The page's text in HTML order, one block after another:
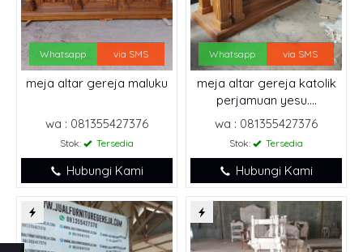
Whatsapp via SMS
meja altar gereja maluku
wa : 081355427376
Stok: Tersedia
Hubungi Kami
Whatsapp via SMS
meja altar gereja katolik
perjamuan yesu....
wa : 081355427376
Stok: Tersedia
Hubungi Kami